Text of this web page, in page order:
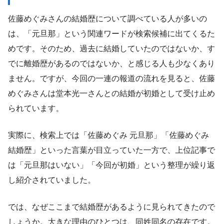
佐藤めぐみさんの結婚歴について調べている人が多いの
は、「元旦那」という関連ワードが検索候補に出てくるた
めです。そのため、過去に結婚していたのではないか、す
でに離婚歴があるのではないか、と感じる人も少なくあり
ません。ですが、今回の一連の報道の流れを見ると、佐藤
めぐみさんは堂本光一さんとの結婚が初婚として受け止め
られています。
実際に、検索上では「佐藤めぐみ 元旦那」「佐藤めぐみ
結婚歴」といった言葉が目立っていた一方で、上位記事で
は「元旦那はいない」「今回が初婚」という整理が繰り返
し紹介されていました。
では、なぜここまで結婚歴があるように見られてきたので
しょうか。大きな理由のひとつは、同姓同名の存在です。